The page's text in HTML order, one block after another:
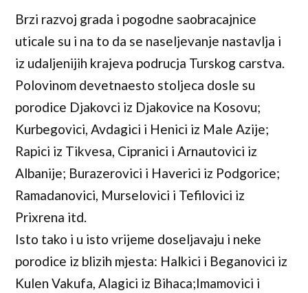
Brzi razvoj grada i pogodne saobracajnice
uticale su i na to da se naseljevanje nastavlja i
iz udaljenijih krajeva podrucja Turskog carstva.
Polovinom devetnaesto stoljeca dosle su
porodice Djakovci iz Djakovice na Kosovu;
Kurbegovici, Avdagici i Henici iz Male Azije;
Rapici iz Tikvesa, Cipranici i Arnautovici iz
Albanije; Burazerovici i Haverici iz Podgorice;
Ramadanovici, Murselovici i Tefilovici iz
Prixrena itd.
Isto tako i u isto vrijeme doseljavaju i neke
porodice iz blizih mjesta: Halkici i Beganovici iz
Kulen Vakufa, Alagici iz Bihaca;Imamovici i